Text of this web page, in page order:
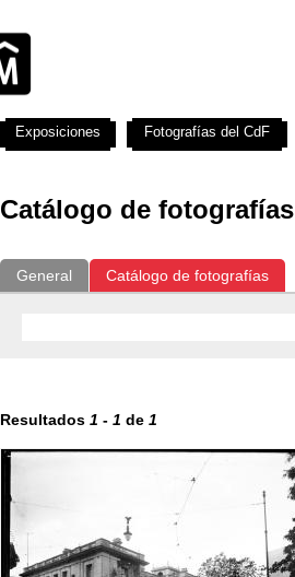
Catálogo de fotografías
General Catálogo de fotografías
Resultados 1 - 1 de 1
Exposiciones Fotografías del CdF